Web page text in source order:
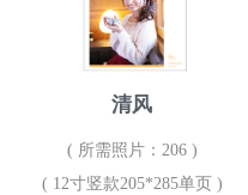
清风
( 所需照片：206 )
( 12寸竖款205*285单页 )